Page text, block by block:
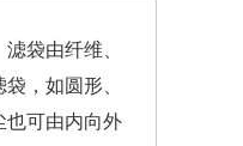
袋由纤维、
，如圆形、
也可由内向外